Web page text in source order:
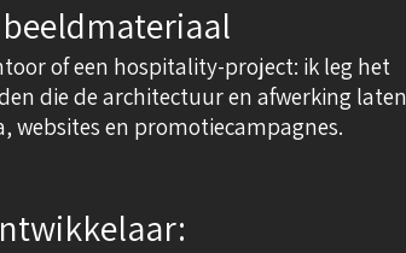
of een hospitality-project: ik leg het
die de architectuur en afwerking laten
websites en promotiecampagnes.